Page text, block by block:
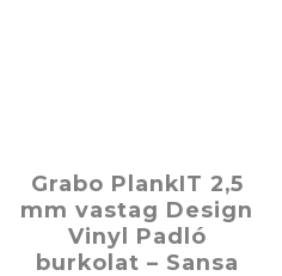
Grabo PlankIT 2,5
mm vastag Design
Vinyl Padló
burkolat – Sansa